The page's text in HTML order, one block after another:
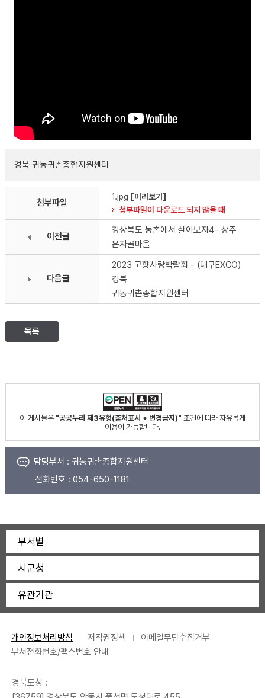
경북 귀농귀촌종합지원센터
첨부파일
1.jpg [미리보기]
첨부파일이 다운로드 되지 않을 때
이전글
경상북도 농촌에서 살아보자4- 상주
은자골마을
다음글
2023 고향사랑박람회 - (대구EXCO)
경북
귀농귀촌종합지원센터
목록
이 게시물은 "공공누리 제3유형(출처표시 + 변경금지)" 조건에 따라 자유롭게
이용이 가능합니다.
담당부서 : 귀농귀촌종합지원센터
전화번호 : 054-650-1181
부서별
시군청
유관기관
개인정보처리방침 저작권정책
이메일무단수집거부
부서전화번호/팩스번호 안내
경북도청 :